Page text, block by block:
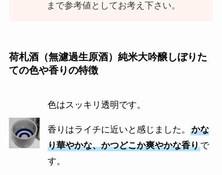
まで参考値としてお考え下さい。
荷札酒（無濾過生原酒）純米大吟醸しぼりた
ての色や香りの特徴
色はスッキリ透明です。
香りはライチに近いと感じました。 かな
り華やかな、かつどこか爽やかな香りで
す。